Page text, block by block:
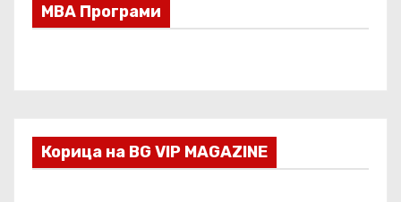
МВА Програми
Корица на BG VIP MAGAZINE